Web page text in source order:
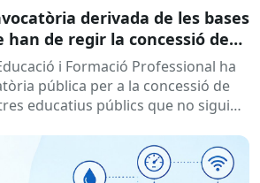
derivada de les bases
han de regir la concessió de
educatius, per al
de programes de formació i
curs 2026-2027
i Formació Professional ha
pública per a la concessió de
educatius públics que no siguin